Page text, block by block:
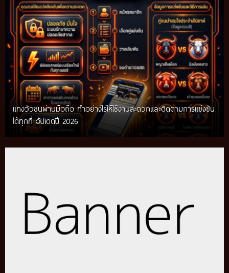
แทงวัวชนผ่านมือถือ ทำอย่างไรให้ใช้งานสะดวกและติดตามการแข่งขัน
ได้ทุกที่ อัปเดตปี 2026